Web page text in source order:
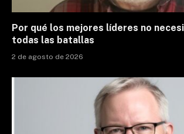
Por qué los mejores líderes no
todas las batallas
2 de agosto de 2026